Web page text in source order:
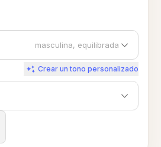
masculina, equilibrada
Crear un tono personalizado